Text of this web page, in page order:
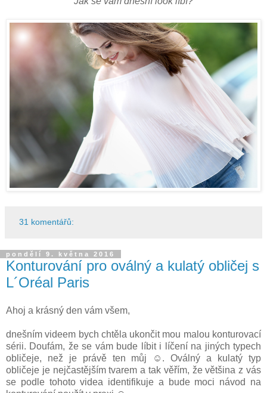
31 komentářů:
pondělí 9. května 2016
Konturování pro oválný a kulatý obličej s
L´Oréal Paris
Ahoj a krásný den vám všem,
dnešním videem bych chtěla ukončit mou malou konturovací
sérii. Doufám, že se vám bude líbit i líčení na jiných typech
obličeje, než je právě ten můj ☺. Oválný a kulatý typ
obličeje je nejčastějším tvarem a tak věřím, že většina z vás
se podle tohoto videa identifikuje a bude moci návod na